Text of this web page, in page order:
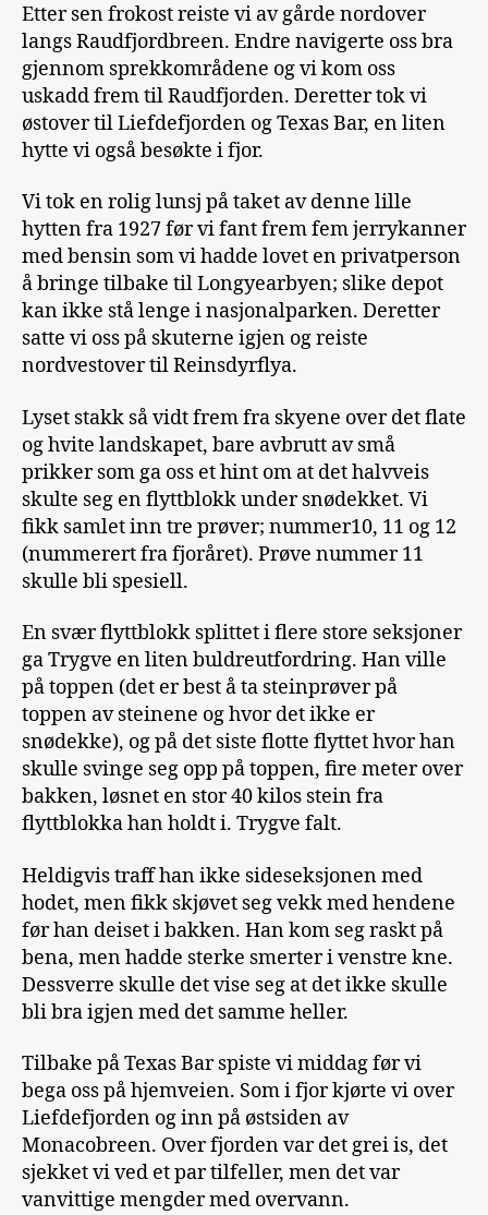
Etter sen frokost reiste vi av gårde nordover
langs Raudfjordbreen. Endre navigerte oss bra
gjennom sprekkområdene og vi kom oss
uskadd frem til Raudfjorden. Deretter tok vi
østover til Liefdefjorden og Texas Bar, en liten
hytte vi også besøkte i fjor.
Vi tok en rolig lunsj på taket av denne lille
hytten fra 1927 før vi fant frem fem jerrykanner
med bensin som vi hadde lovet en privatperson
å bringe tilbake til Longyearbyen; slike depot
kan ikke stå lenge i nasjonalparken. Deretter
satte vi oss på skuterne igjen og reiste
nordvestover til Reinsdyrflya.
Lyset stakk så vidt frem fra skyene over det flate
og hvite landskapet, bare avbrutt av små
prikker som ga oss et hint om at det halvveis
skulte seg en flyttblokk under snødekket. Vi
fikk samlet inn tre prøver; nummer10, 11 og 12
(nummerert fra fjoråret). Prøve nummer 11
skulle bli spesiell.
En svær flyttblokk splittet i flere store seksjoner
ga Trygve en liten buldreutfordring. Han ville
på toppen (det er best å ta steinprøver på
toppen av steinene og hvor det ikke er
snødekke), og på det siste flotte flyttet hvor han
skulle svinge seg opp på toppen, fire meter over
bakken, løsnet en stor 40 kilos stein fra
flyttblokka han holdt i. Trygve falt.
Heldigvis traff han ikke sideseksjonen med
hodet, men fikk skjøvet seg vekk med hendene
før han deiset i bakken. Han kom seg raskt på
bena, men hadde sterke smerter i venstre kne.
Dessverre skulle det vise seg at det ikke skulle
bli bra igjen med det samme heller.
Tilbake på Texas Bar spiste vi middag før vi
bega oss på hjemveien. Som i fjor kjørte vi over
Liefdefjorden og inn på østsiden av
Monacobreen. Over fjorden var det grei is, det
sjekket vi ved et par tilfeller, men det var
vanvittige mengder med overvann.